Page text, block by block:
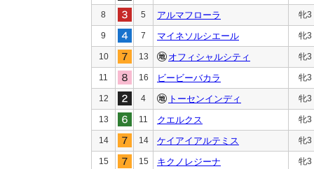
8 5 アルマフローラ 牝3
9 7 マイネソルシエール 牝3
10 13 オフィシャルシティ 牝3
11 16 ビービーバカラ 牝3
12 4 トーセンインディ 牝3
13 11 クエルクス 牝3
14 14 ケイアイアルテミス 牝3
15 15 キクノレジーナ 牝3